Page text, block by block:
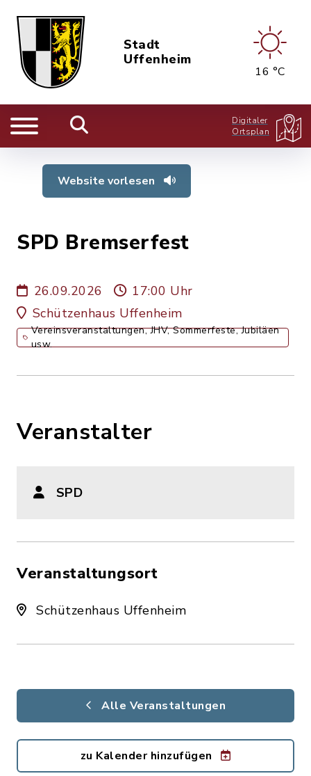
Stadt
Uffenheim
16 °C
Digitaler
Ortsplan
Website vorlesen
SPD Bremserfest
26.09.2026
17:00 Uhr
Schützenhaus Uffenheim
Vereinsveranstaltungen, JHV, Sommerfeste, Jubiläen
usw.
Veranstalter
SPD
Veranstaltungsort
Schützenhaus Uffenheim
Alle Veranstaltungen
zu Kalender hinzufügen